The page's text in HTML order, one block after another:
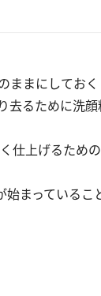
まにしてお
去るために洗
仕上げるため
まっているこ